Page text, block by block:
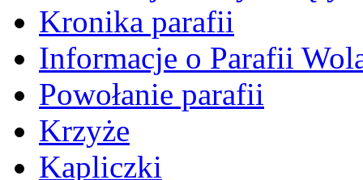
Kronika parafii
Informacje o Parafii
Powołanie parafii
Krzyże
Kapliczki